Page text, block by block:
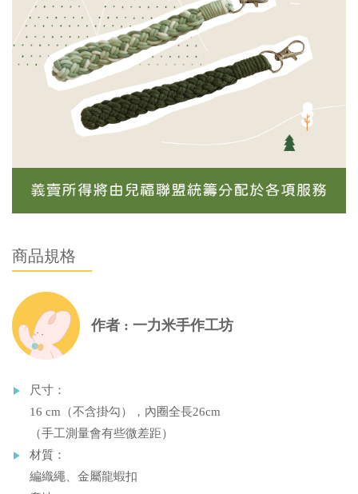
商品規格
作者 : 一力米手作工坊
尺寸：
16 cm（不含掛勾），內圈全長26cm
（手工測量會有些微差距）
材質：
編織繩、金屬龍蝦扣